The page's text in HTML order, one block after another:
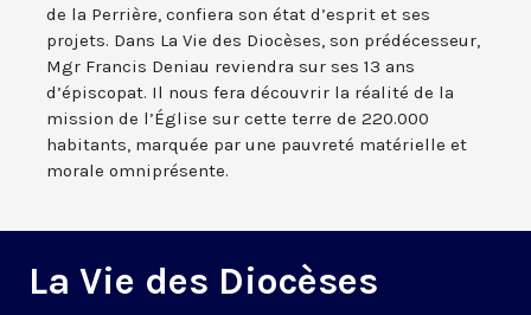
de la Perrière, confiera son état d’esprit et ses
projets. Dans La Vie des Diocèses, son prédécesseur,
Mgr Francis Deniau reviendra sur ses 13 ans
d’épiscopat. Il nous fera découvrir la réalité de la
mission de l’Église sur cette terre de 220.000
habitants, marquée par une pauvreté matérielle et
morale omniprésente.
La Vie des Diocèses